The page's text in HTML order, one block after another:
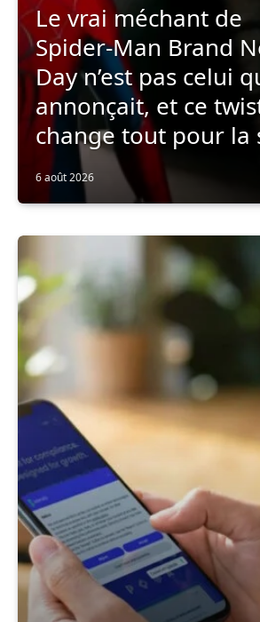
Le vrai méchant de
Spider-Man Brand
Day n’est pas celui
annonçait, et ce
change tout pour la
6 août 2026